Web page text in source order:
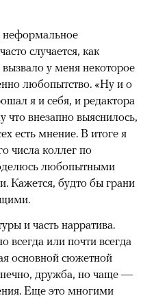
неформальное
случается, как
у меня некоторое
любопытство. «Ну и о
я и себя, и редактора
что внезапно выяснилось,
есть мнение. В итоге я
числа коллег по
любопытными
Кажется, будто бы грани
и часть нарратива.
всегда или почти всегда
основной сюжетной
дружба, но чаще —
Еще это многими